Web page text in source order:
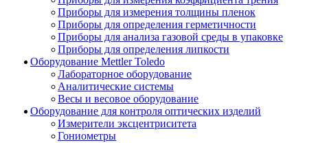
Приборы для измерения толщины пленок
Приборы для определения герметичности
Приборы для анализа газовой среды в упаковке
Приборы для определения липкости
Оборудование Mettler Toledo
Лабораторное оборудование
Аналитические системы
Весы и весовое оборудование
Оборудование для контроля оптических изделий
Измерители эксцентриситета
Гониометры